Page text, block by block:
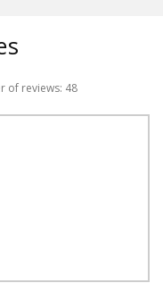
of reviews: 48